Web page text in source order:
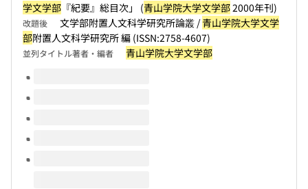
学文学部 『紀要』総目次」 (青山学院大学文学部2000年刊)
改題後 文学部附置人文科学研究所論叢 /青山学院大学文学
部附置人文科学研究所 編 (ISSN:2758-4607)
並列タイトル著者・編者 青山学院大学文学部
このタイトルの巻号